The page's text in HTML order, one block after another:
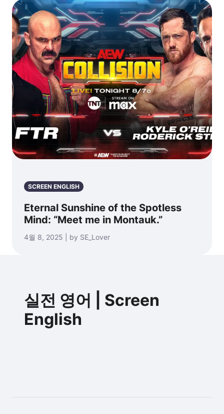
SCREEN ENGLISH
Eternal Sunshine of the Spotless
Mind: “Meet me in Montauk.”
4월 8, 2025 | by SE_Lover
실전 영어 | Screen
English